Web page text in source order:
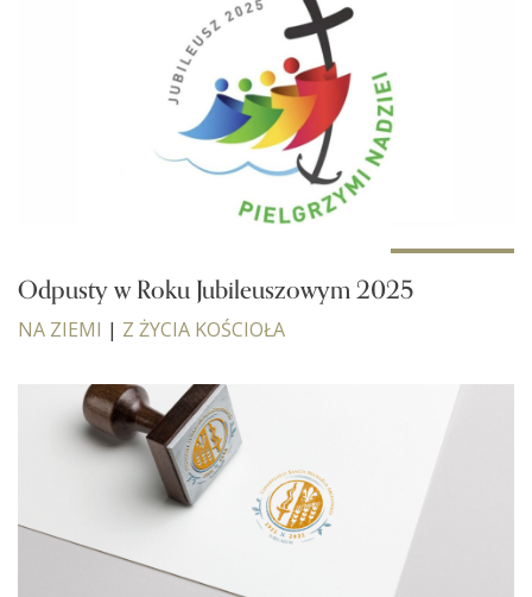
Odpusty w Roku Jubileuszowym 2025
NA ZIEMI | Z ŻYCIA KOŚCIOŁA